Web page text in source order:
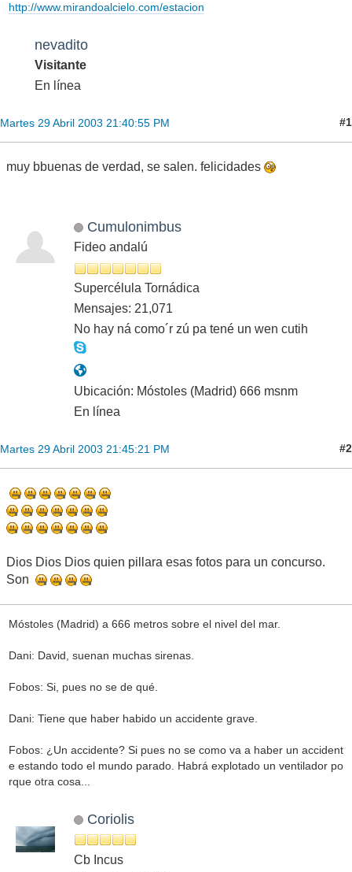
http://www.mirandoalcielo.com/estacion
nevadito
Visitante
En línea
Martes 29 Abril 2003 21:40:55 PM #1
muy bbuenas de verdad, se salen. felicidades
Cumulonimbus
Fideo andalú
Supercélula Tornádica
Mensajes: 21,071
No hay ná como´r zú pa tené un wen cutih
Ubicación: Móstoles (Madrid) 666 msnm
En línea
Martes 29 Abril 2003 21:45:21 PM #2
Dios Dios Dios quien pillara esas fotos para un concurso.
Son
Móstoles (Madrid) a 666 metros sobre el nivel del mar.
Dani: David, suenan muchas sirenas.
Fobos: Si, pues no se de qué.
Dani: Tiene que haber habido un accidente grave.
Fobos: ¿Un accidente? Si pues no se como va a haber un accident
e estando todo el mundo parado. Habrá explotado un ventilador po
rque otra cosa...
Coriolis
Cb Incus